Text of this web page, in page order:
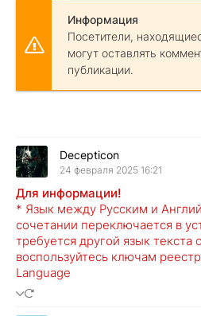
Информация
Посетители,
могут оставлять
публикации.
Decepticon
24 февраля 2025 16:21
Для информации!
* Язык между Русским и
сочетании переключается в
требуется другой язык текста
воспользуйтесь ключам
Language